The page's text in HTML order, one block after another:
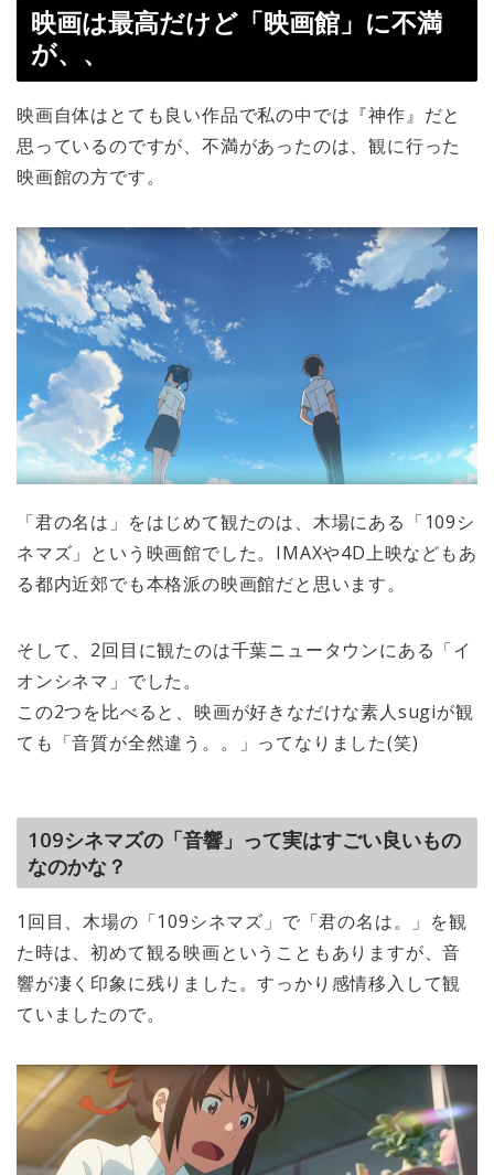
映画は最高だけど「映画館」に不満
が、、
映画自体はとても良い作品で私の中では『神作』だと
思っているのですが、不満があったのは、観に行った
映画館の方です。
「君の名は」をはじめて観たのは、木場にある「109シ
ネマズ」という映画館でした。IMAXや4D上映などもあ
る都内近郊でも本格派の映画館だと思います。
そして、2回目に観たのは千葉ニュータウンにある「イ
オンシネマ」でした。
この2つを比べると、映画が好きなだけな素人sugiが観
ても「音質が全然違う。。」ってなりました(笑)
109シネマズの「音響」って実はすごい良いもの
なのかな？
1回目、木場の「109シネマズ」で「君の名は。」を観
た時は、初めて観る映画ということもありますが、音
響が凄く印象に残りました。すっかり感情移入して観
ていましたので。